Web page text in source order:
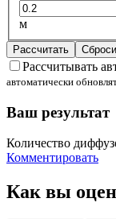
м
Рассчитать
Рассчитывать
автоматически
Ваш результат
Количество
Комментировать
Как вы